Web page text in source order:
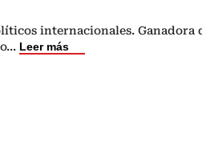
internacionales. Ganadora
... Leer más